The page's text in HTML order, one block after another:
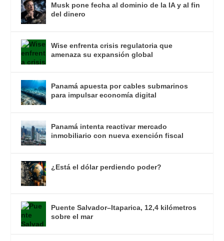
Musk pone fecha al dominio de la IA y al fin
del dinero
Wise enfrenta crisis regulatoria que
amenaza su expansión global
Panamá apuesta por cables submarinos
para impulsar economía digital
Panamá intenta reactivar mercado
inmobiliario con nueva exención fiscal
¿Está el dólar perdiendo poder?
Puente Salvador–Itaparica, 12,4 kilómetros
sobre el mar